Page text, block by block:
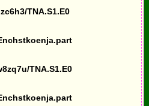
TNA.S1.E0
TNA.S1.E0